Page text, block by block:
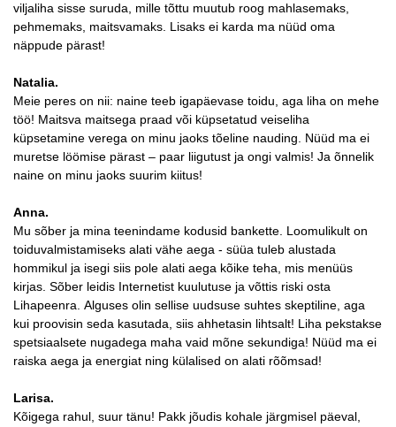
viljaliha sisse suruda, mille tõttu muutub roog mahlasemaks,
pehmemaks, maitsvamaks. Lisaks ei karda ma nüüd oma
näppude pärast!
Natalia.
Meie peres on nii: naine teeb igapäevase toidu, aga liha on mehe
töö! Maitsva maitsega praad või küpsetatud veiseliha
küpsetamine verega on minu jaoks tõeline nauding. Nüüd ma ei
muretse löömise pärast – paar liigutust ja ongi valmis! Ja õnnelik
naine on minu jaoks suurim kiitus!
Anna.
Mu sõber ja mina teenindame kodusid bankette. Loomulikult on
toiduvalmistamiseks alati vähe aega - süüa tuleb alustada
hommikul ja isegi siis pole alati aega kõike teha, mis menüüs
kirjas. Sõber leidis Internetist kuulutuse ja võttis riski osta
Lihapeenra. Alguses olin sellise uudsuse suhtes skeptiline, aga
kui proovisin seda kasutada, siis ahhetasin lihtsalt! Liha pekstakse
spetsiaalsete nugadega maha vaid mõne sekundiga! Nüüd ma ei
raiska aega ja energiat ning külalised on alati rõõmsad!
Larisa.
Kõigega rahul, suur tänu! Pakk jõudis kohale järgmisel päeval,